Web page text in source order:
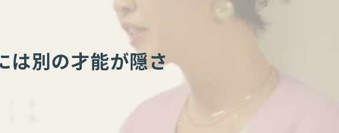
は別の才能が隠さ